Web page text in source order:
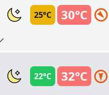
30°C
25°C
32°C
22°C